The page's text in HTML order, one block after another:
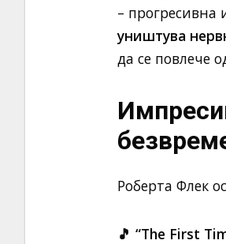
– прогресивна
уништува
да се повлече
Роберта Флек
🎵 “The First